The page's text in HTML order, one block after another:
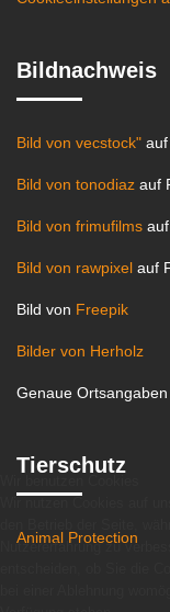
Bildnachweis
Bild von vecstock"
Bild von tonodiaz auf
Bild von frimufilms
Bild von rawpixel auf
Bild von Freepik
Bilder von Herholz
Genaue Ortsangaben
Tierschutz
Animal Protection
Nutzererfahrung zu